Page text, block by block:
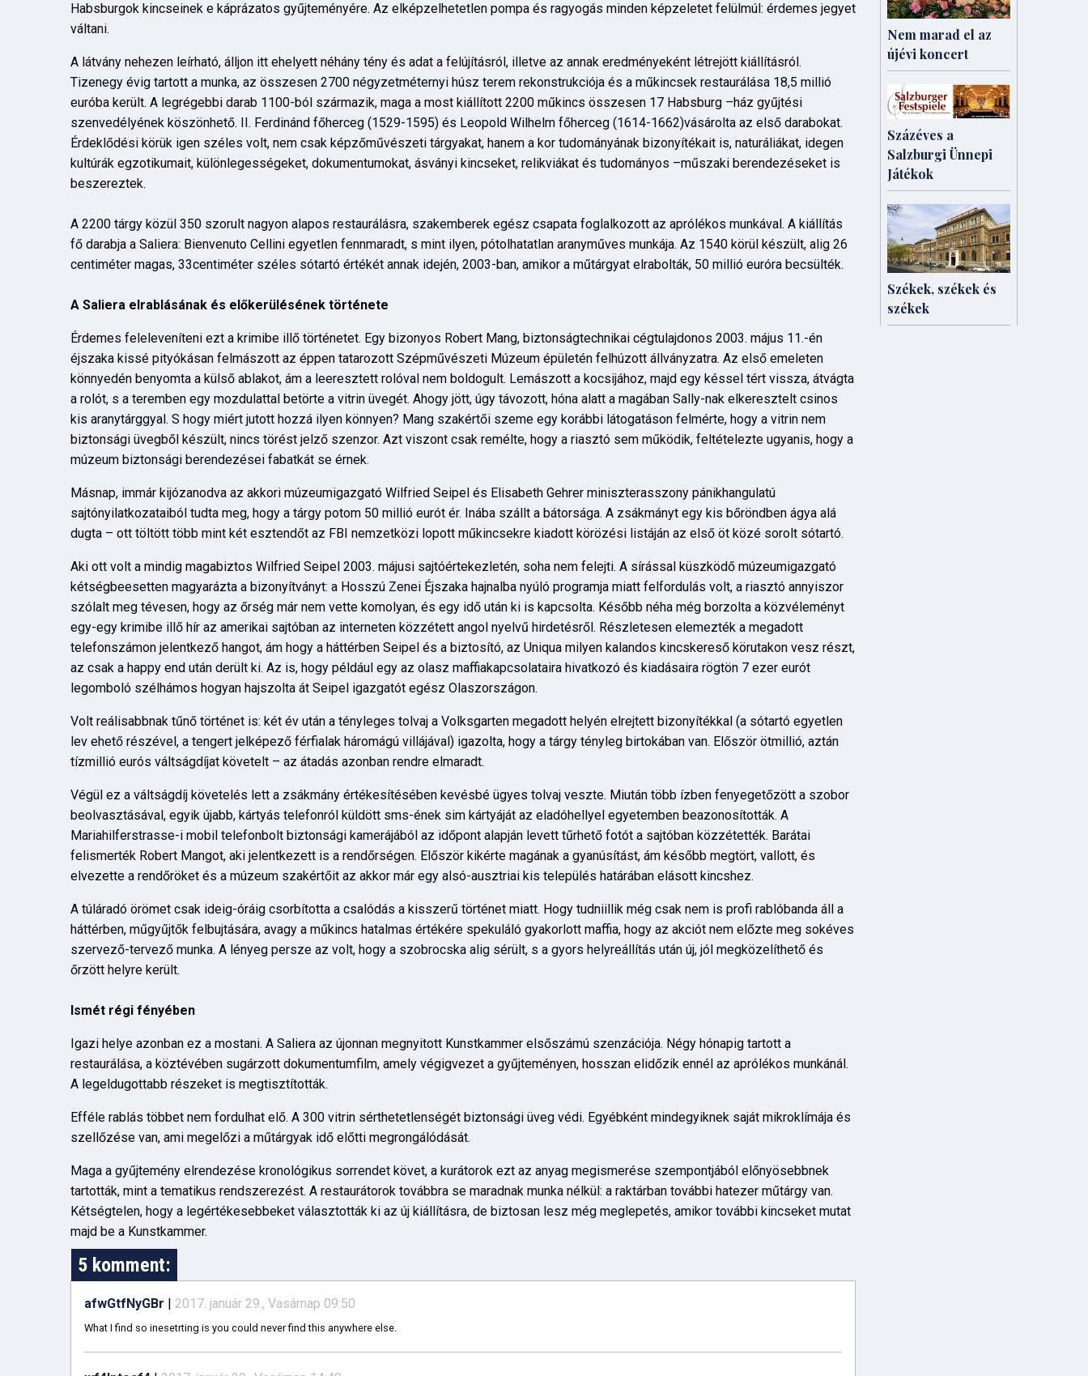
Habsburgok kincseinek e káprázatos gyűjteményére. Az elképzelhetetlen pompa és ragyogás minden képzeletet felülmúl: érdemes jegyet
váltani.
A látvány nehezen leírható, álljon itt ehelyett néhány tény és adat a felújításról, illetve az annak eredményeként létrejött kiállításról.
Tizenegy évig tartott a munka, az összesen 2700 négyzetméternyi húsz terem rekonstrukciója és a műkincsek restaurálása 18,5 millió
euróba került. A legrégebbi darab 1100-ból származik, maga a most kiállított 2200 műkincs összesen 17 Habsburg –ház gyűjtési
szenvedélyének köszönhető. II. Ferdinánd főherceg (1529-1595) és Leopold Wilhelm főherceg (1614-1662)vásárolta az első darabokat.
Érdeklődési körük igen széles volt, nem csak képzőművészeti tárgyakat, hanem a kor tudományának bizonyítékait is, naturáliákat, idegen
kultúrák egzotikumait, különlegességeket, dokumentumokat, ásványi kincseket, relikviákat és tudományos –műszaki berendezéseket is
beszereztek.
A 2200 tárgy közül 350 szorult nagyon alapos restaurálásra, szakemberek egész csapata foglalkozott az aprólékos munkával. A kiállítás
fő darabja a Saliera: Bienvenuto Cellini egyetlen fennmaradt, s mint ilyen, pótolhatatlan aranyműves munkája. Az 1540 körül készült, alig 26
centiméter magas, 33centiméter széles sótartó értékét annak idején, 2003-ban, amikor a műtárgyat elrabolták, 50 millió euróra becsülték.
A Saliera elrablásának és előkerülésének története
Érdemes feleleveníteni ezt a krimibe illő történetet. Egy bizonyos Robert Mang, biztonságtechnikai cégtulajdonos 2003. május 11.-én
éjszaka kissé pityókásan felmászott az éppen tatarozott Szépművészeti Múzeum épületén felhúzott állványzatra. Az első emeleten
könnyedén benyomta a külső ablakot, ám a leeresztett rolóval nem boldogult. Lemászott a kocsijához, majd egy késsel tért vissza, átvágta
a rolót, s a teremben egy mozdulattal betörte a vitrin üvegét. Ahogy jött, úgy távozott, hóna alatt a magában Sally-nak elkeresztelt csinos
kis aranytárggyal. S hogy miért jutott hozzá ilyen könnyen? Mang szakértői szeme egy korábbi látogatáson felmérte, hogy a vitrin nem
biztonsági üvegből készült, nincs törést jelző szenzor. Azt viszont csak remélte, hogy a riasztó sem működik, feltételezte ugyanis, hogy a
múzeum biztonsági berendezései fabatkát se érnek.
Másnap, immár kijózanodva az akkori múzeumigazgató Wilfried Seipel és Elisabeth Gehrer miniszterasszony pánikhangulatú
sajtónyilatkozataiból tudta meg, hogy a tárgy potom 50 millió eurót ér. Inába szállt a bátorsága. A zsákmányt egy kis bőröndben ágya alá
dugta – ott töltött több mint két esztendőt az FBI nemzetközi lopott műkincsekre kiadott körözési listáján az első öt közé sorolt sótartó.
Aki ott volt a mindig magabiztos Wilfried Seipel 2003. májusi sajtóértekezletén, soha nem felejti. A sírással küszködő múzeumigazgató
kétségbeesetten magyarázta a bizonyítványt: a Hosszú Zenei Éjszaka hajnalba nyúló programja miatt felfordulás volt, a riasztó annyiszor
szólalt meg tévesen, hogy az őrség már nem vette komolyan, és egy idő után ki is kapcsolta. Később néha még borzolta a közvéleményt
egy-egy krimibe illő hír az amerikai sajtóban az interneten közzétett angol nyelvű hirdetésről. Részletesen elemezték a megadott
telefonszámon jelentkező hangot, ám hogy a háttérben Seipel és a biztosító, az Uniqua milyen kalandos kincskereső körutakon vesz részt,
az csak a happy end után derült ki. Az is, hogy például egy az olasz maffiakapcsolataira hivatkozó és kiadásaira rögtön 7 ezer eurót
legomboló szélhámos hogyan hajszolta át Seipel igazgatót egész Olaszországon.
Volt reálisabbnak tűnő történet is: két év után a tényleges tolvaj a Volksgarten megadott helyén elrejtett bizonyítékkal (a sótartó egyetlen
lev ehető részével, a tengert jelképező férfialak háromágú villájával) igazolta, hogy a tárgy tényleg birtokában van. Először ötmillió, aztán
tízmillió eurós váltságdíjat követelt – az átadás azonban rendre elmaradt.
Végül ez a váltságdíj követelés lett a zsákmány értékesítésében kevésbé ügyes tolvaj veszte. Miután több ízben fenyegetőzött a szobor
beolvasztásával, egyik újabb, kártyás telefonról küldött sms-ének sim kártyáját az eladóhellyel egyetemben beazonosították. A
Mariahilferstrasse-i mobil telefonbolt biztonsági kamerájából az időpont alapján levett tűrhető fotót a sajtóban közzétették. Barátai
felismerték Robert Mangot, aki jelentkezett is a rendőrségen. Először kikérte magának a gyanúsítást, ám később megtört, vallott, és
elvezette a rendőröket és a múzeum szakértőit az akkor már egy alsó-ausztriai kis település határában elásott kincshez.
A túláradó örömet csak ideig-óráig csorbította a csalódás a kisszerű történet miatt. Hogy tudniillik még csak nem is profi rablóbanda áll a
háttérben, műgyűjtők felbujtására, avagy a műkincs hatalmas értékére spekuláló gyakorlott maffia, hogy az akciót nem előzte meg sokéves
szervező-tervező munka. A lényeg persze az volt, hogy a szobrocska alig sérült, s a gyors helyreállítás után új, jól megközelíthető és
őrzött helyre került.
Ismét régi fényében
Igazi helye azonban ez a mostani. A Saliera az újonnan megnyitott Kunstkammer elsőszámú szenzációja. Négy hónapig tartott a
restaurálása, a köztévében sugárzott dokumentumfilm, amely végigvezet a gyűjteményen, hosszan elidőzik ennél az aprólékos munkánál.
A legeldugottabb részeket is megtisztították.
Efféle rablás többet nem fordulhat elő. A 300 vitrin sérthetetlenségét biztonsági üveg védi. Egyébként mindegyiknek saját mikroklímája és
szellőzése van, ami megelőzi a műtárgyak idő előtti megrongálódását.
Maga a gyűjtemény elrendezése kronológikus sorrendet követ, a kurátorok ezt az anyag megismerése szempontjából előnyösebbnek
tartották, mint a tematikus rendszerezést. A restaurátorok továbbra se maradnak munka nélkül: a raktárban további hatezer műtárgy van.
Kétségtelen, hogy a legértékesebbeket választották ki az új kiállításra, de biztosan lesz még meglepetés, amikor további kincseket mutat
majd be a Kunstkammer.
5 komment:
afwGtfNyGBr | 2017. január 29., Vasárnap 09:50
What I find so inesetrting is you could never find this anywhere else.
Nem marad el az
újévi koncert
Százéves a
Salzburgi Ünnepi
Játékok
Székek, székek és
székek